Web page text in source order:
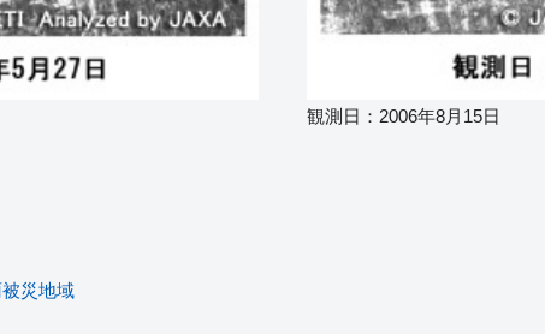
観測日：2006年8月15日
災地域